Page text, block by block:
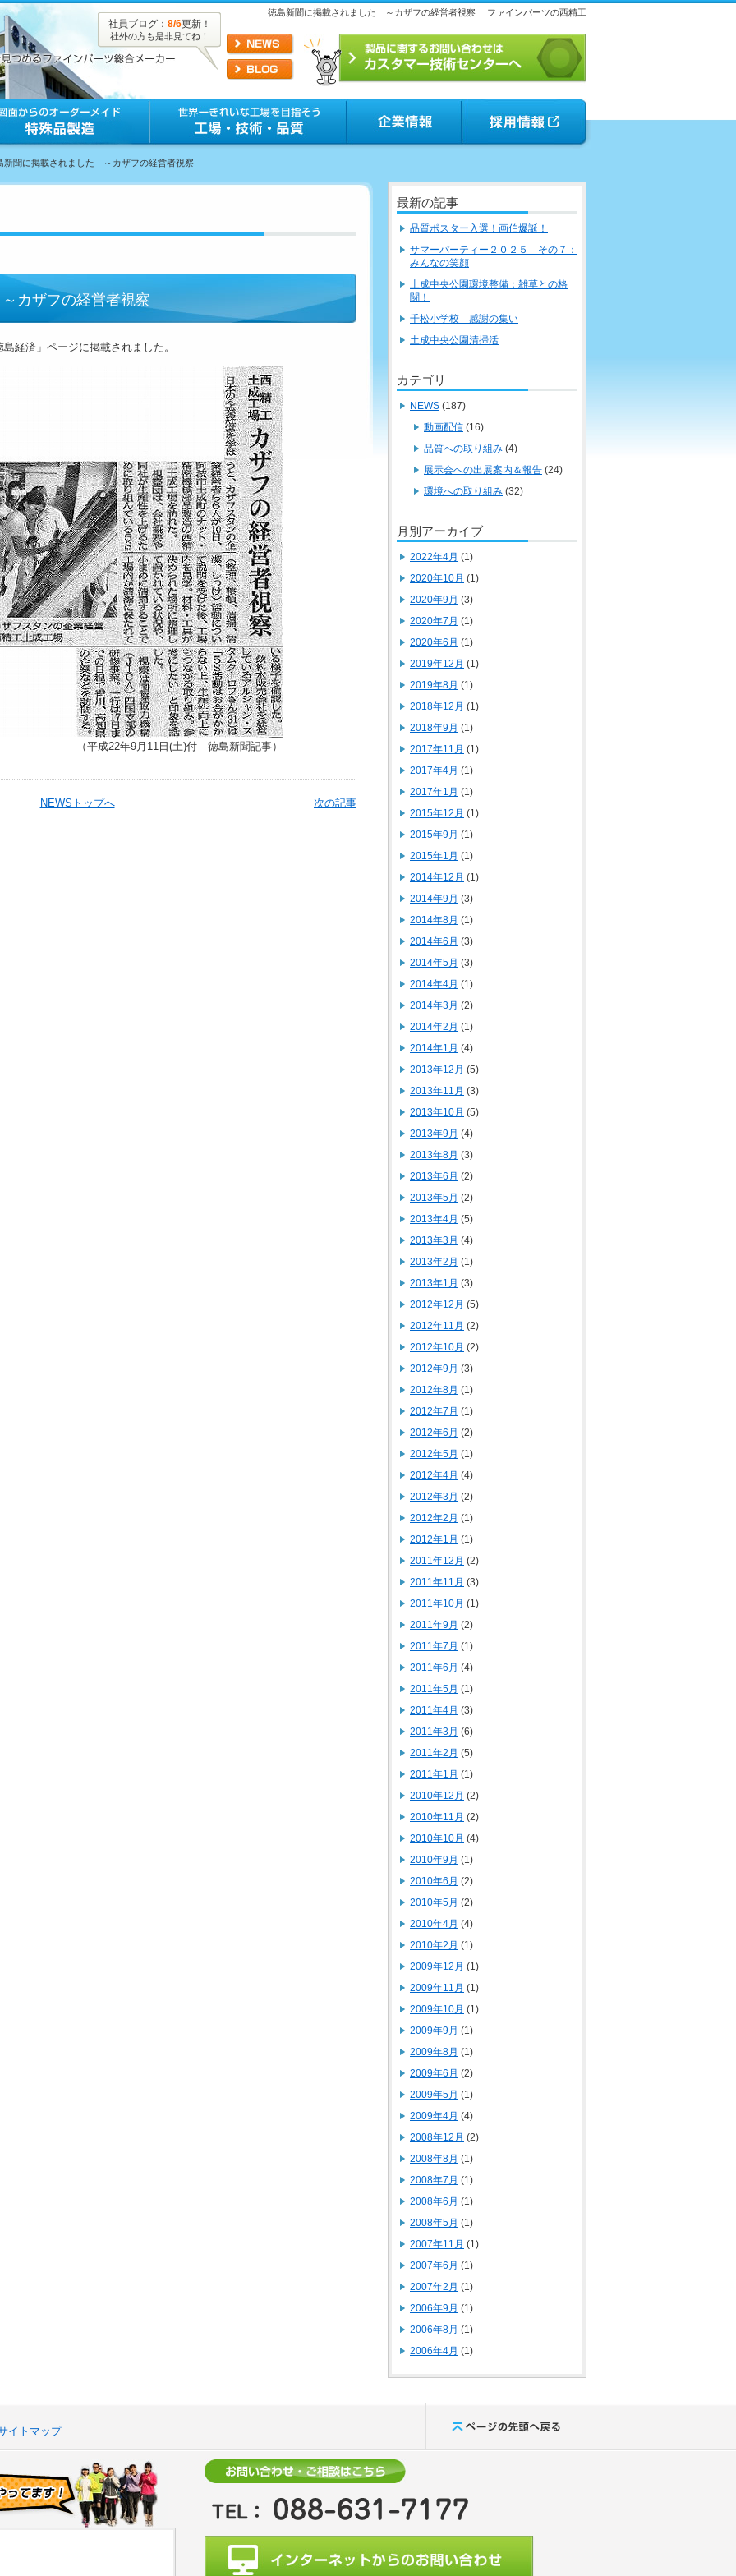
徳島新聞に掲載されました ～カザフの経営者視察 ファインパーツの西精工
社員ブログ： 8/6更新！
社外の方も是非見てね！
新聞に掲載されました ～カザフの経営者視察
カザフの経営者視察
経済」ページに掲載されました。
（平成22年9月11日(土)付 徳島新聞記事）
NEWSトップへ 次の記事
最新の記事
品質ポスター入選！画伯爆誕！
サマーパーティー２０２５ その７：
みんなの笑顔
土成中央公園環境整備：雑草との格
闘！
千松小学校 感謝の集い
土成中央公園清掃活
カテゴリ
NEWS (187)
動画配信 (16)
品質への取り組み (4)
展示会への出展案内＆報告 (24)
環境への取り組み (32)
月別アーカイブ
2022年4月 (1)
2020年10月 (1)
2020年9月 (3)
2020年7月 (1)
2020年6月 (1)
2019年12月 (1)
2019年8月 (1)
2018年12月 (1)
2018年9月 (1)
2017年11月 (1)
2017年4月 (1)
2017年1月 (1)
2015年12月 (1)
2015年9月 (1)
2015年1月 (1)
2014年12月 (1)
2014年9月 (3)
2014年8月 (1)
2014年6月 (3)
2014年5月 (3)
2014年4月 (1)
2014年3月 (2)
2014年2月 (1)
2014年1月 (4)
2013年12月 (5)
2013年11月 (3)
2013年10月 (5)
2013年9月 (4)
2013年8月 (3)
2013年6月 (2)
2013年5月 (2)
2013年4月 (5)
2013年3月 (4)
2013年2月 (1)
2013年1月 (3)
2012年12月 (5)
2012年11月 (2)
2012年10月 (2)
2012年9月 (3)
2012年8月 (1)
2012年7月 (1)
2012年6月 (2)
2012年5月 (1)
2012年4月 (4)
2012年3月 (2)
2012年2月 (1)
2012年1月 (1)
2011年12月 (2)
2011年11月 (3)
2011年10月 (1)
2011年9月 (2)
2011年7月 (1)
2011年6月 (4)
2011年5月 (1)
2011年4月 (3)
2011年3月 (6)
2011年2月 (5)
2011年1月 (1)
2010年12月 (2)
2010年11月 (2)
2010年10月 (4)
2010年9月 (1)
2010年6月 (2)
2010年5月 (2)
2010年4月 (4)
2010年2月 (1)
2009年12月 (1)
2009年11月 (1)
2009年10月 (1)
2009年9月 (1)
2009年8月 (1)
2009年6月 (2)
2009年5月 (1)
2009年4月 (4)
2008年12月 (2)
2008年8月 (1)
2008年7月 (1)
2008年6月 (1)
2008年5月 (1)
2007年11月 (1)
2007年6月 (1)
2007年2月 (1)
2006年9月 (1)
2006年8月 (1)
2006年4月 (1)
イトマップ